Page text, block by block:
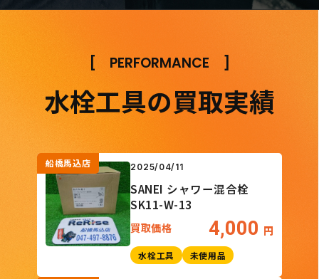
[ PERFORMANCE ]
水栓工具の買取実績
船橋馬込店 2025/04/11
SANEI シャワー混合栓
SK11-W-13
買取価格 4,000 円
水栓工具 未使用品